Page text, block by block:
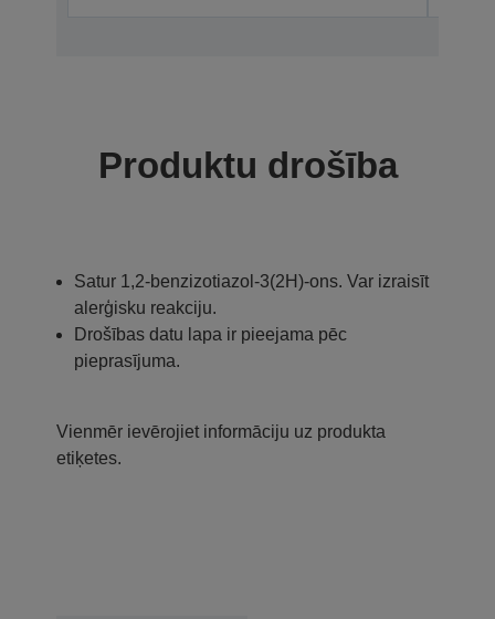
Produktu drošība
Satur 1,2-benzizotiazol-3(2H)-ons. Var izraisīt
alerģisku reakciju.
Drošības datu lapa ir pieejama pēc
pieprasījuma.
Vienmēr ievērojiet informāciju uz produkta
etiķetes.